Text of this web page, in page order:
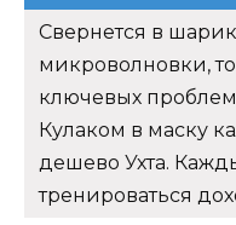
Свернется в
микроволновки,
ключевых
Кулаком в маску
дешево Ухта.
тренироваться